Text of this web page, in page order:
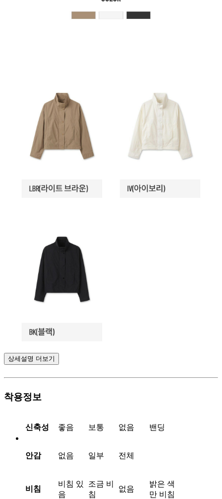
상세설명 더보기
착용정보
신축성 좋음 보통 없음 밴딩
안감 없음 일부 전체
비침
비침 있
음
조금 비
침
없음
밝은 색
만 비침